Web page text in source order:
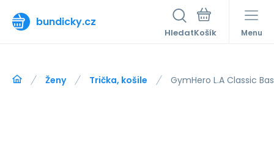
bundicky.cz
Hledat Menu
Ženy Trička, košile GymHero L.A Classic